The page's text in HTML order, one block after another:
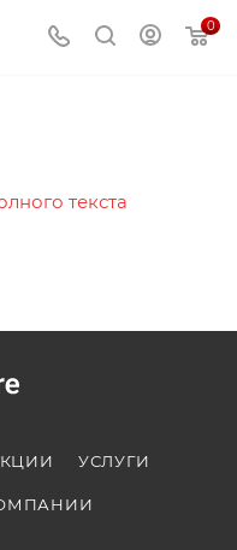
0
текста
УСЛУГИ